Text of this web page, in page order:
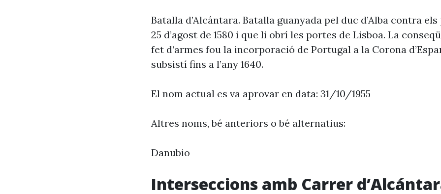
Batalla d’Alcántara. Batalla guanyada pel duc d’Alba contra
25 d’agost de 1580 i que li obrí les portes de Lisboa. La
fet d’armes fou la incorporació de Portugal a la Corona
subsistí fins a l’any 1640.
El nom actual es va aprovar en data: 31/10/1955
Altres noms, bé anteriors o bé alternatius:
Danubio
Interseccions amb Carrer